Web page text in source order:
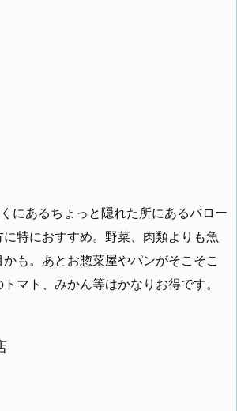
にあるちょっと隠れた所にあるバロー
特におすすめ。野菜、肉類よりも魚
も。あとお惣菜屋やパンがそこそこ
マト、みかん等はかなりお得です。